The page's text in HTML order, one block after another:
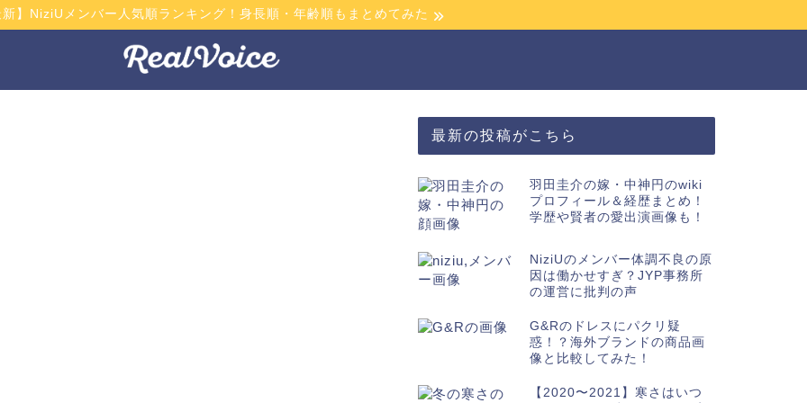
】NiziUメンバー人気順ランキング！身長順・年齢順もまとめてみた
最新の投稿がこちら
羽田圭介の嫁・中神円のwiki
プロフィール＆経歴まとめ！
学歴や賢者の愛出演画像も！
NiziUのメンバー体調不良の原
因は働かせすぎ？JYP事務所
の運営に批判の声
G&Rのドレスにパクリ疑
惑！？海外ブランドの商品画
像と比較してみた！
【2020〜2021】寒さはいつ